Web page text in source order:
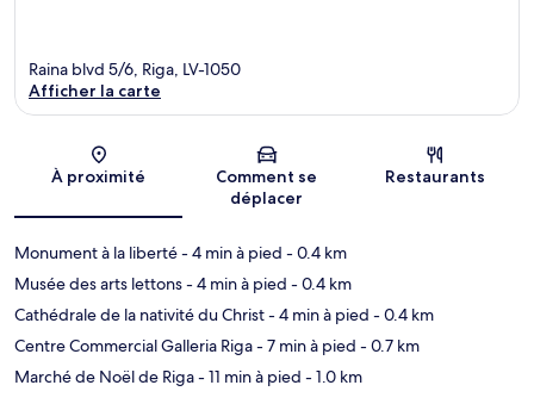
Carte
Raina blvd 5/6, Riga, LV-1050
Afficher la carte
À proximité
Comment se
déplacer
Restaurants
Monument à la liberté- 4 min à pied - 0.4 km
Musée des arts lettons- 4 min à pied - 0.4 km
Cathédrale de la nativité du Christ- 4 min à pied - 0.4 km
Centre Commercial Galleria Riga- 7 min à pied - 0.7 km
Marché de Noël de Riga- 11 min à pied - 1.0 km